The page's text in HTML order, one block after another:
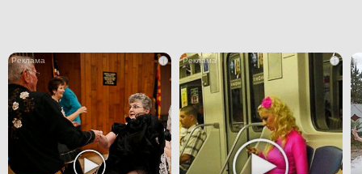
i i